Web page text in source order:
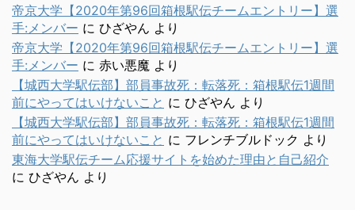
帝京大学【2020年第96回箱根駅伝チームエントリー】選
手:メンバー に ひざやん より
帝京大学【2020年第96回箱根駅伝チームエントリー】選
手:メンバー に 赤い悪魔 より
【城西大学駅伝部】部員事故死：転落死：箱根駅伝1週間
前にやってはいけないこと に ひざやん より
【城西大学駅伝部】部員事故死：転落死：箱根駅伝1週間
前にやってはいけないこと に フレンチブルドック より
東海大学駅伝チーム応援サイトを始めた理由と自己紹介
に ひざやん より